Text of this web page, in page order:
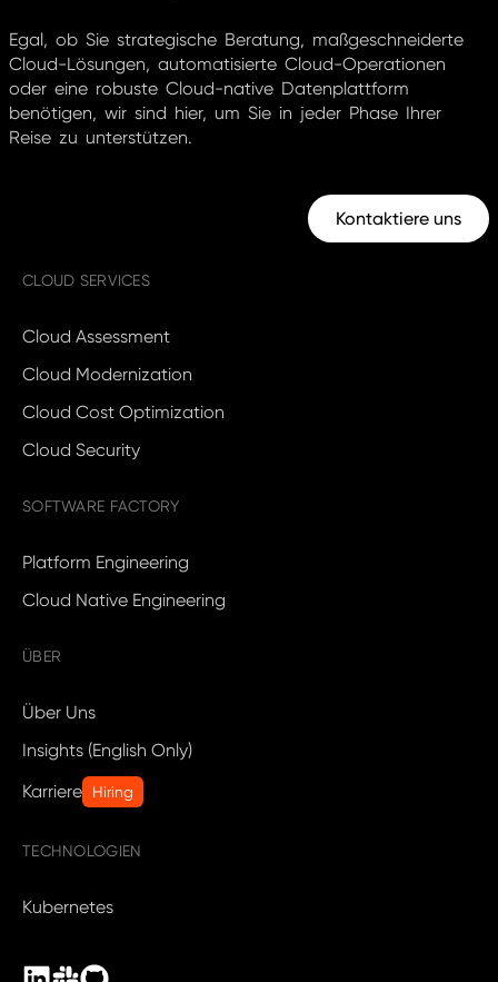
Egal, ob Sie strategische Beratung, maßgeschneiderte
Cloud-Lösungen, automatisierte Cloud-Operationen
oder eine robuste Cloud-native Datenplattform
benötigen, wir sind hier, um Sie in jeder Phase Ihrer
Reise zu unterstützen.
Kontaktiere uns
CLOUD SERVICES
Cloud Assessment
Cloud Modernization
Cloud Cost Optimization
Cloud Security
SOFTWARE FACTORY
Platform Engineering
Cloud Native Engineering
ÜBER
Über Uns
Insights (English Only)
Karriere
Hiring
TECHNOLOGIEN
Kubernetes